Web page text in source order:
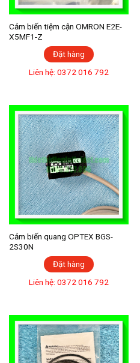
Cảm biến tiệm cận OMRON E2E-
X5MF1-Z
Đặt hàng
Liên hệ: 0372 016 792
Cảm biến quang OPTEX BGS-
2S30N
Đặt hàng
Liên hệ: 0372 016 792